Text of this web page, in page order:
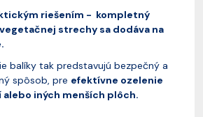
riešením - kompletný
strechy sa dodáva na
balíky tak predstavujú bezpečný a
spôsob, pre efektívne ozelenie
alebo iných menších plôch.